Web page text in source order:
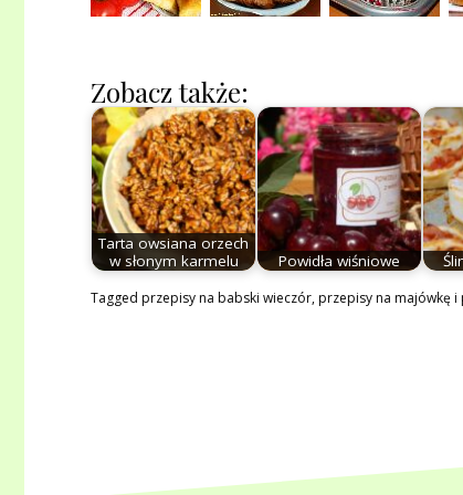
Zobacz także:
Tarta owsiana orzech
w słonym karmelu
Powidła wiśniowe
Tagged przepisy na babski wieczór,przepisy na majówkę i